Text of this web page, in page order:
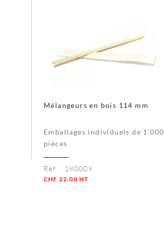
Mélangeurs en bois 114 mm
Emballages individuels de 1'000
pièces
Réf. : 180009
CHF 22.00 HT